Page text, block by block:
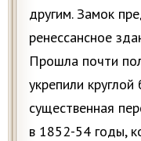
другим. Замок
ренессансное
Прошла почти
укрепили
существенная
в 1852-54 годы,